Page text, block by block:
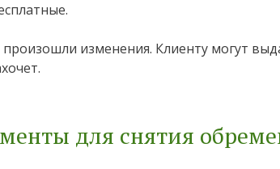
произошли изменения. Клиенту могут
для снятия